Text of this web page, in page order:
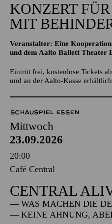
KONZERT
MIT
Veranstalter: Eine
und dem Aalto Ballett Theater
Eintritt frei, kostenlose Tickets
und an der Aalto-Kasse erhältlich
SCHAUSPIEL ESSEN
Mittwoch
23.09.2026
20:00
Café Central
CENTRAL
— WAS MACHEN DIE
— KEINE AHNUNG,